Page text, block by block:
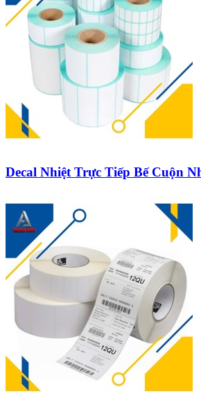
Decal Nhiệt Trực Tiếp Bế Cuộn